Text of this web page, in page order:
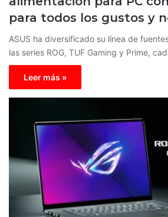
para todos los gustos y
ASUS ha diversificado su línea de
las series ROG, TUF Gaming y Prime,
Leer más »